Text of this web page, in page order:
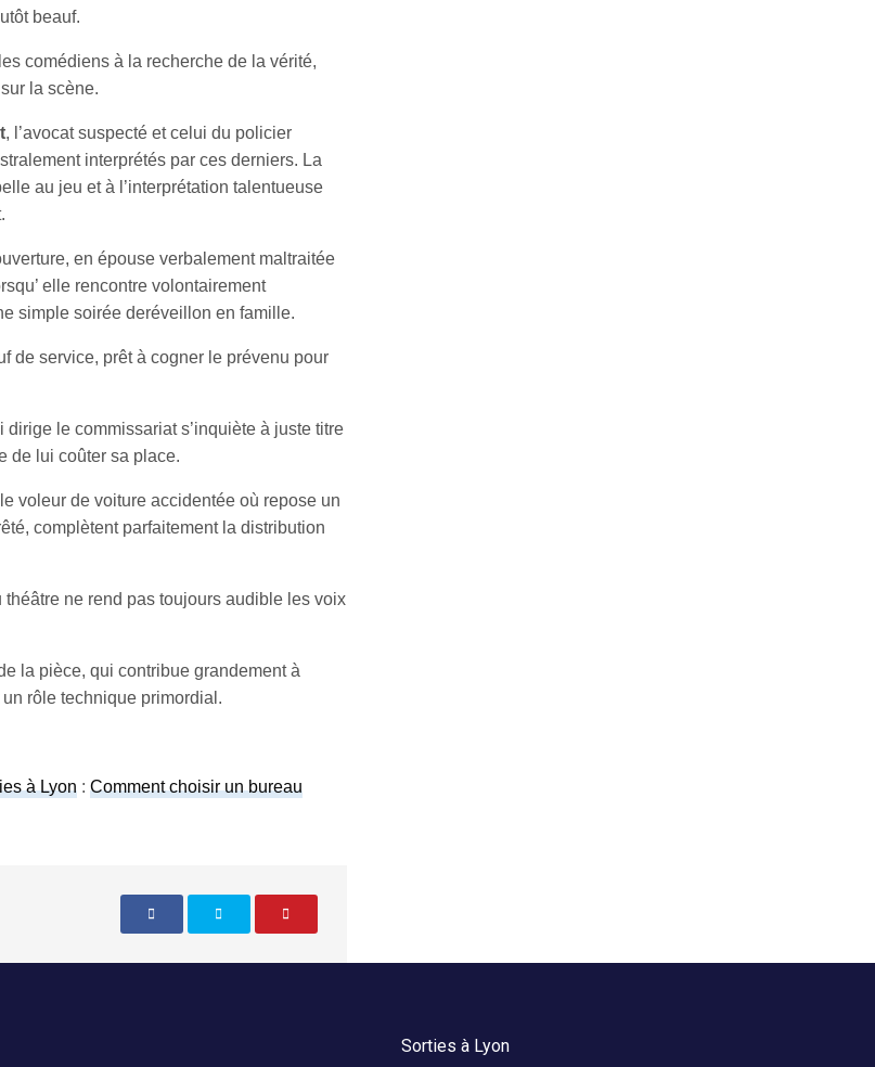
beauf.
comédiens à la recherche de la vérité,
la scène.
, l’avocat suspecté et celui du policier
interprétés par ces derniers. La
au jeu et à l’interprétation talentueuse
en épouse verbalement maltraitée
elle rencontre volontairement
simple soirée deréveillon en famille.
de service, prêt à cogner le prévenu pour
le commissariat s’inquiète à juste titre
de lui coûter sa place.
voleur de voiture accidentée où repose un
complètent parfaitement la distribution
ne rend pas toujours audible les voix
la pièce, qui contribue grandement à
rôle technique primordial.
à Lyon :Comment choisir un bureau
Sorties à Lyon